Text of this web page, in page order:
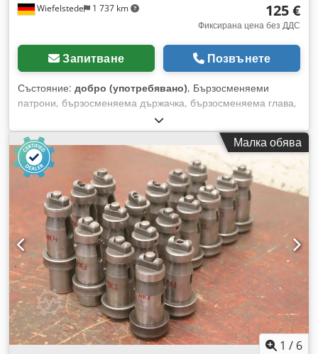
Wiefelstede 1 737 km 125 €
Фиксирана цена без ДДС
Запитване Позвънете
Състояние: добро (употребявано), Бързосменяеми
патрони, бързосменяема държачка, бързосменяема глава,
бързозатягащ патрон за свредло, бързосменяем
накрайник, сменяеми накрайници, държач за фреза,
патрон за цанги, редукционни втулки, държач за монтаж,
бързосменяем накрайник за резба Djdpfxeway Ege Ah Isck
- Производител: Bilz, 2 броя бързосменяеми накрайници за
резба - Модел: WES 3 B 14x11 / WES 3 B 22x18 - Размер/
изпълнение: вижте снимките - Цена/отдаване: комплект -
Транспортни размери общо: 150/72/В103 мм - Тегло: 3 кг
Малка обява
1 / 6